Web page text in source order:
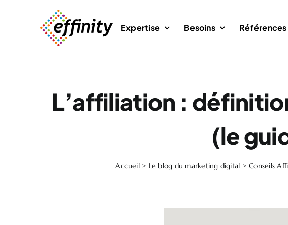
Expertise Besoins Références
L’affiliation :
(le
Accueil> Le blog du marketing digital >Conseils